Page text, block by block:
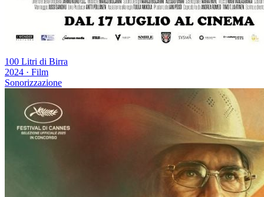
100 Litri di Birra
2024 · Film
Sonorizzazione